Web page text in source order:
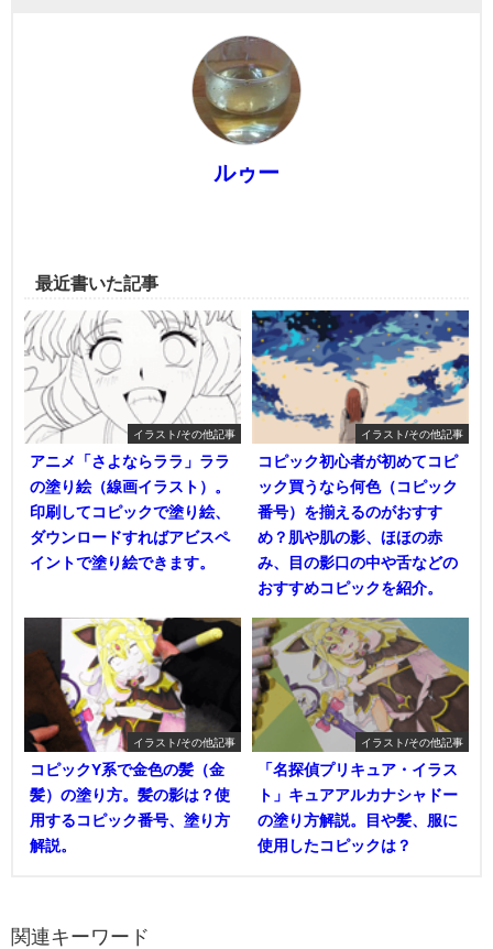
ルゥー
最近書いた記事
イラスト/その他記事
アニメ「さよならララ」ララ
の塗り絵（線画イラスト）。
印刷してコピックで塗り絵、
ダウンロードすればアビスペ
イントで塗り絵できます。
イラスト/その他記事
コピック初心者が初めてコピ
ック買うなら何色（コピック
番号）を揃えるのがおすす
め？肌や肌の影、ほほの赤
み、目の影口の中や舌などの
おすすめコピックを紹介。
イラスト/その他記事
コピックY系で金色の髪（金
髪）の塗り方。髪の影は？使
用するコピック番号、塗り方
解説。
イラスト/その他記事
「名探偵プリキュア・イラス
ト」キュアアルカナシャドー
の塗り方解説。目や髪、服に
使用したコピックは？
関連キーワード